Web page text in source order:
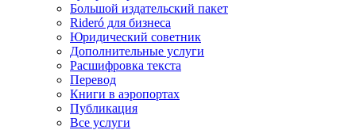
Большой издательский пакет
Rideró для бизнеса
Юридический советник
Дополнительные услуги
Расшифровка текста
Перевод
Книги в аэропортах
Публикация
Все услуги